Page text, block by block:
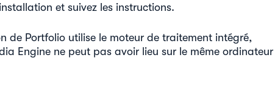
et suivez les instructions.
de Portfolio utilise le moteur de traitement intégré,
Engine ne peut pas avoir lieu sur le même ordinateur